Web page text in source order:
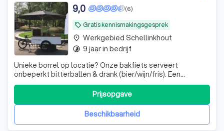
local_offer Gratis kennismakingsgesprek
(6)
9,0
Unieke borrel op locatie? Onze bakfiets serveert
onbeperkt bitterballen & drank (bier/wijn/fris). Een
compleet arrangement voor een vaste prijs. Boek nu de
Beschikbaarheid
Prijsopgave
place Werkgebied Schellinkhout
timelapse 9 jaar in bedrijf